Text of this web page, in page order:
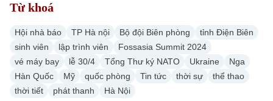
Chuyên mục
Thời sự
Từ khoá
Hội nhà báo TP Hà nội Bộ đội Biên phòng
tỉnh Điện Biên
sinh viên
lập trình viên
Fossasia Summit 2024
vé máy bay
lễ 30/4 Tổng Thư ký NATO Ukraine
Nga
Hàn Quốc
Mỹ quốc phòng Tin tức thời sự
thể thao
thời tiết
phát thanh Hà Nội